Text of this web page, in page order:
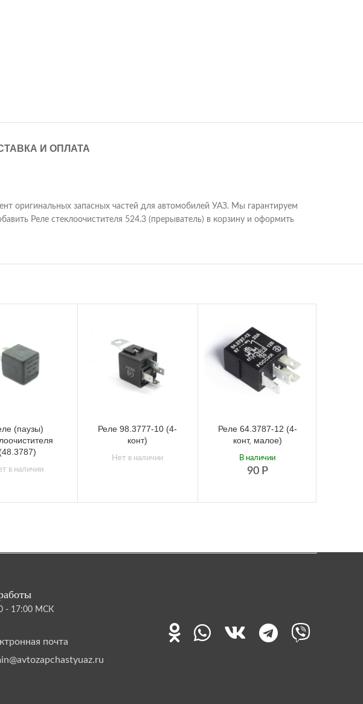
И ОПЛАТА
оригинальных запасных частей для автомобилей УАЗ. Мы гарантируем
Реле стеклоочистителя 524.3 (прерыватель) в корзину и оформить
(паузы)
(48.3787)
в наличии
Реле 98.3777-10 (4-
конт)
Нет в наличии
Реле 64.3787-12 (4-
конт, малое)
90 Р
В наличии
- 17:00 МСК
почта